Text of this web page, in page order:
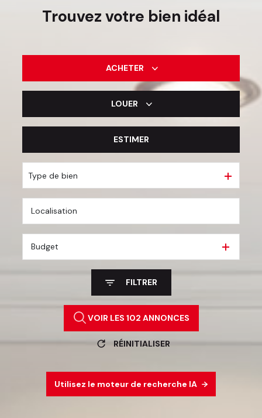
Trouvez votre bien idéal
ACHETER
De l'immo pro
LOUER
De l'immo pro
ESTIMER
Type de bien
Budget
FILTRER
VOIR LES 102 ANNONCES
RÉINITIALISER
Utilisez le moteur de recherche IA